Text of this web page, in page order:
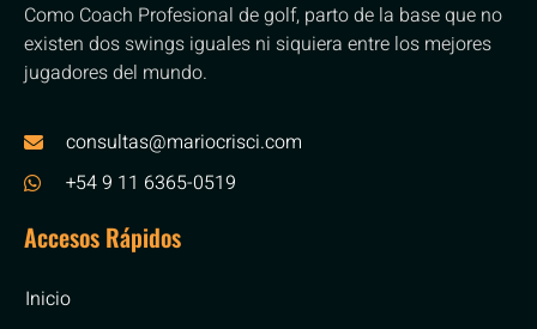
Como Coach Profesional de golf, parto de la base que no
existen dos swings iguales ni siquiera entre los mejores
jugadores del mundo.
consultas@mariocrisci.com
+54 9 11 6365-0519
Accesos Rápidos
Inicio